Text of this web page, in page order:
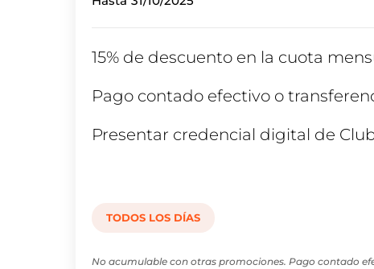
15% de descuento en la cuota
Pago contado efectivo o
Presentar credencial digital de
TODOS LOS DÍAS
No acumulable con otras promociones. Pago contado